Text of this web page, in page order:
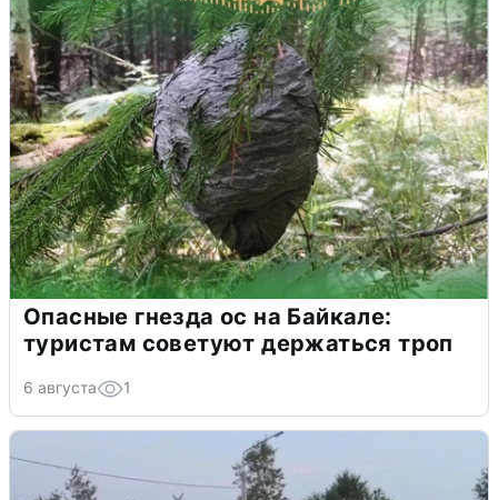
Опасные гнезда ос на Байкале:
туристам советуют держаться троп
6 августа 1